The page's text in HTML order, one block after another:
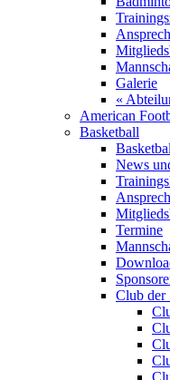
Galerie
«
American
Basketball
News
Termine
Club der